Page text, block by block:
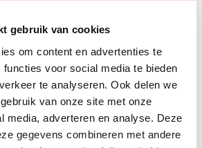
gebruik van cookies
om content en advertenties te
functies voor social media te bieden
te analyseren. Ook delen we
van onze site met onze
media, adverteren en analyse. Deze
gegevens combineren met andere
Habo'95
Habo'95Bondscoach
White Demons